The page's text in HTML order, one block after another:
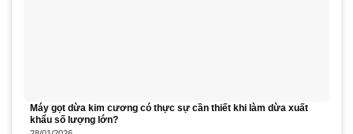
Máy gọt dừa kim cương có thực sự cần thiết khi làm dừa xuất
khẩu số lượng lớn?